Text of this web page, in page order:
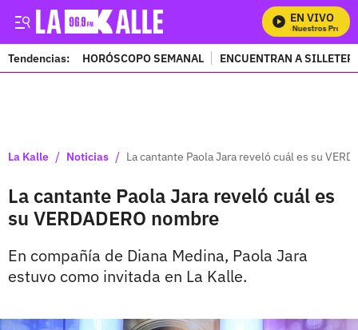
EN VIVO
Mira Todos Nuestros
Tendencias: HORÓSCOPO SEMANAL ENCUENTRAN A
La Kalle / Noticias / La cantante Paola Jara reveló cuál es su
La cantante Paola Jara reveló cuál es
su VERDADERO nombre
En compañía de Diana Medina, Paola Jara
estuvo como invitada en La Kalle.